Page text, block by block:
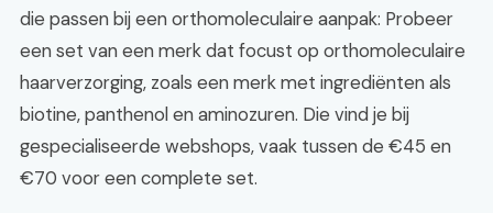
die passen bij een orthomoleculaire aanpak: Probeer
een set van een merk dat focust op orthomoleculaire
haarverzorging, zoals een merk met ingrediënten als
biotine, panthenol en aminozuren. Die vind je bij
gespecialiseerde webshops, vaak tussen de €45 en
€70 voor een complete set.